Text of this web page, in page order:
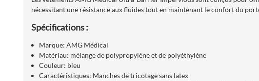
nécessitant une résistance aux fluides tout en maintenant le confort du
Spécifications :
Marque: AMG Médical
Matériau: mélange de polypropylène et de polyéthylène
Couleur: bleu
Caractéristiques: Manches de tricotage sans latex